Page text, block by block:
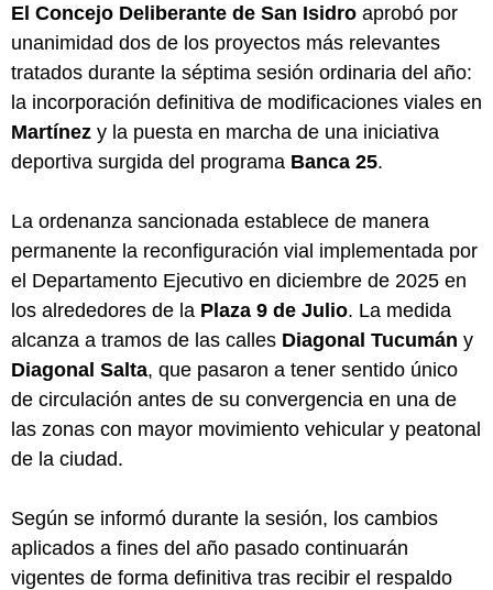
El Concejo Deliberante de San Isidro aprobó por
unanimidad dos de los proyectos más relevantes
tratados durante la séptima sesión ordinaria del año:
la incorporación definitiva de modificaciones viales en
Martínez y la puesta en marcha de una iniciativa
deportiva surgida del programa Banca 25.
La ordenanza sancionada establece de manera
permanente la reconfiguración vial implementada por
el Departamento Ejecutivo en diciembre de 2025 en
los alrededores de la Plaza 9 de Julio. La medida
alcanza a tramos de las calles Diagonal Tucumán y
Diagonal Salta, que pasaron a tener sentido único
de circulación antes de su convergencia en una de
las zonas con mayor movimiento vehicular y peatonal
de la ciudad.
Según se informó durante la sesión, los cambios
aplicados a fines del año pasado continuarán
vigentes de forma definitiva tras recibir el respaldo